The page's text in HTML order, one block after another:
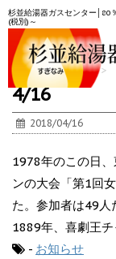
杉並給湯器ガスセンター│80
(税別)～
ホーム >お知らせ >
4/16
2018/04/16
1978年のこの日
ンの大会「第1回
た。参加者は49人
1889年、喜劇王チ
- お知らせ